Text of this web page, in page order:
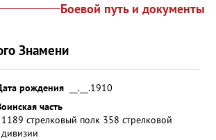
Боевой путь и документы
Знамени
рождения
__.__.1910
часть
1189 стрелковый полк 358 стрелковой
дивизии